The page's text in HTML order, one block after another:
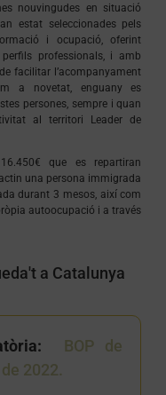
nouvingudes en situació
estat seleccionades pels
i ocupació, oferint
professionals, i amb
facilitar l’acompanyament
a novetat, enguany es
persones, sempre i quan
al territori Leader de
que es repartiran
una persona immigrada
durant 3 mesos, així com
autoocupació i a través
a Catalunya
BOP de
2022.